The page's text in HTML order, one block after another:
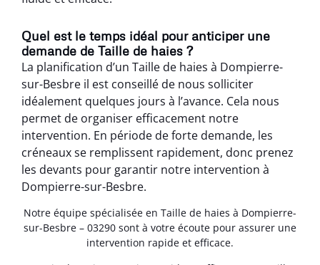
Quel est le temps idéal pour anticiper une
demande de Taille de haies ?
La planification d’un Taille de haies à Dompierre-
sur-Besbre il est conseillé de nous solliciter
idéalement quelques jours à l’avance. Cela nous
permet de organiser efficacement notre
intervention. En période de forte demande, les
créneaux se remplissent rapidement, donc prenez
les devants pour garantir notre intervention à
Dompierre-sur-Besbre.
Notre équipe spécialisée en Taille de haies à Dompierre-
sur-Besbre – 03290 sont à votre écoute pour assurer une
intervention rapide et efficace.